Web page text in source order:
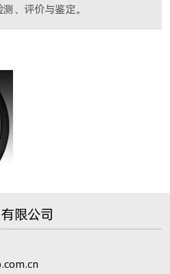
、评价与鉴定。
限公司